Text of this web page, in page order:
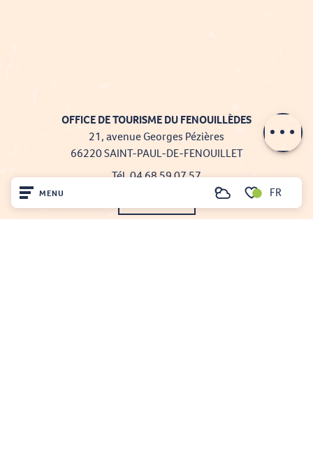
MENU
Voir les favoris
RechercheFR
OFFICE DE TOURISME DU FENOUILLÈDES
21, avenue Georges Pézières
66220 SAINT-PAUL-DE-FENOUILLET
Tél. 04 68 59 07 57